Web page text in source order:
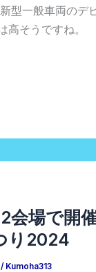
型一般車両のデ
高そうですね。
会場で開
り2024
/ Kumoha313